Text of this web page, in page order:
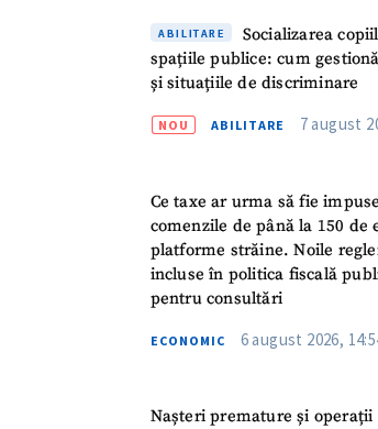
ABILITARE
Socializarea
spațiile publice: cum
și situațiile de discriminare
NOU ABILITARE 7 august
Ce taxe ar urma să fie
comenzile de până la 150 de
platforme străine. Noile
incluse în politica fiscală
pentru consultări
ECONOMIC 6 august 2026,
Nașteri premature și operații
Am citit și sunt de acord cupolitica de